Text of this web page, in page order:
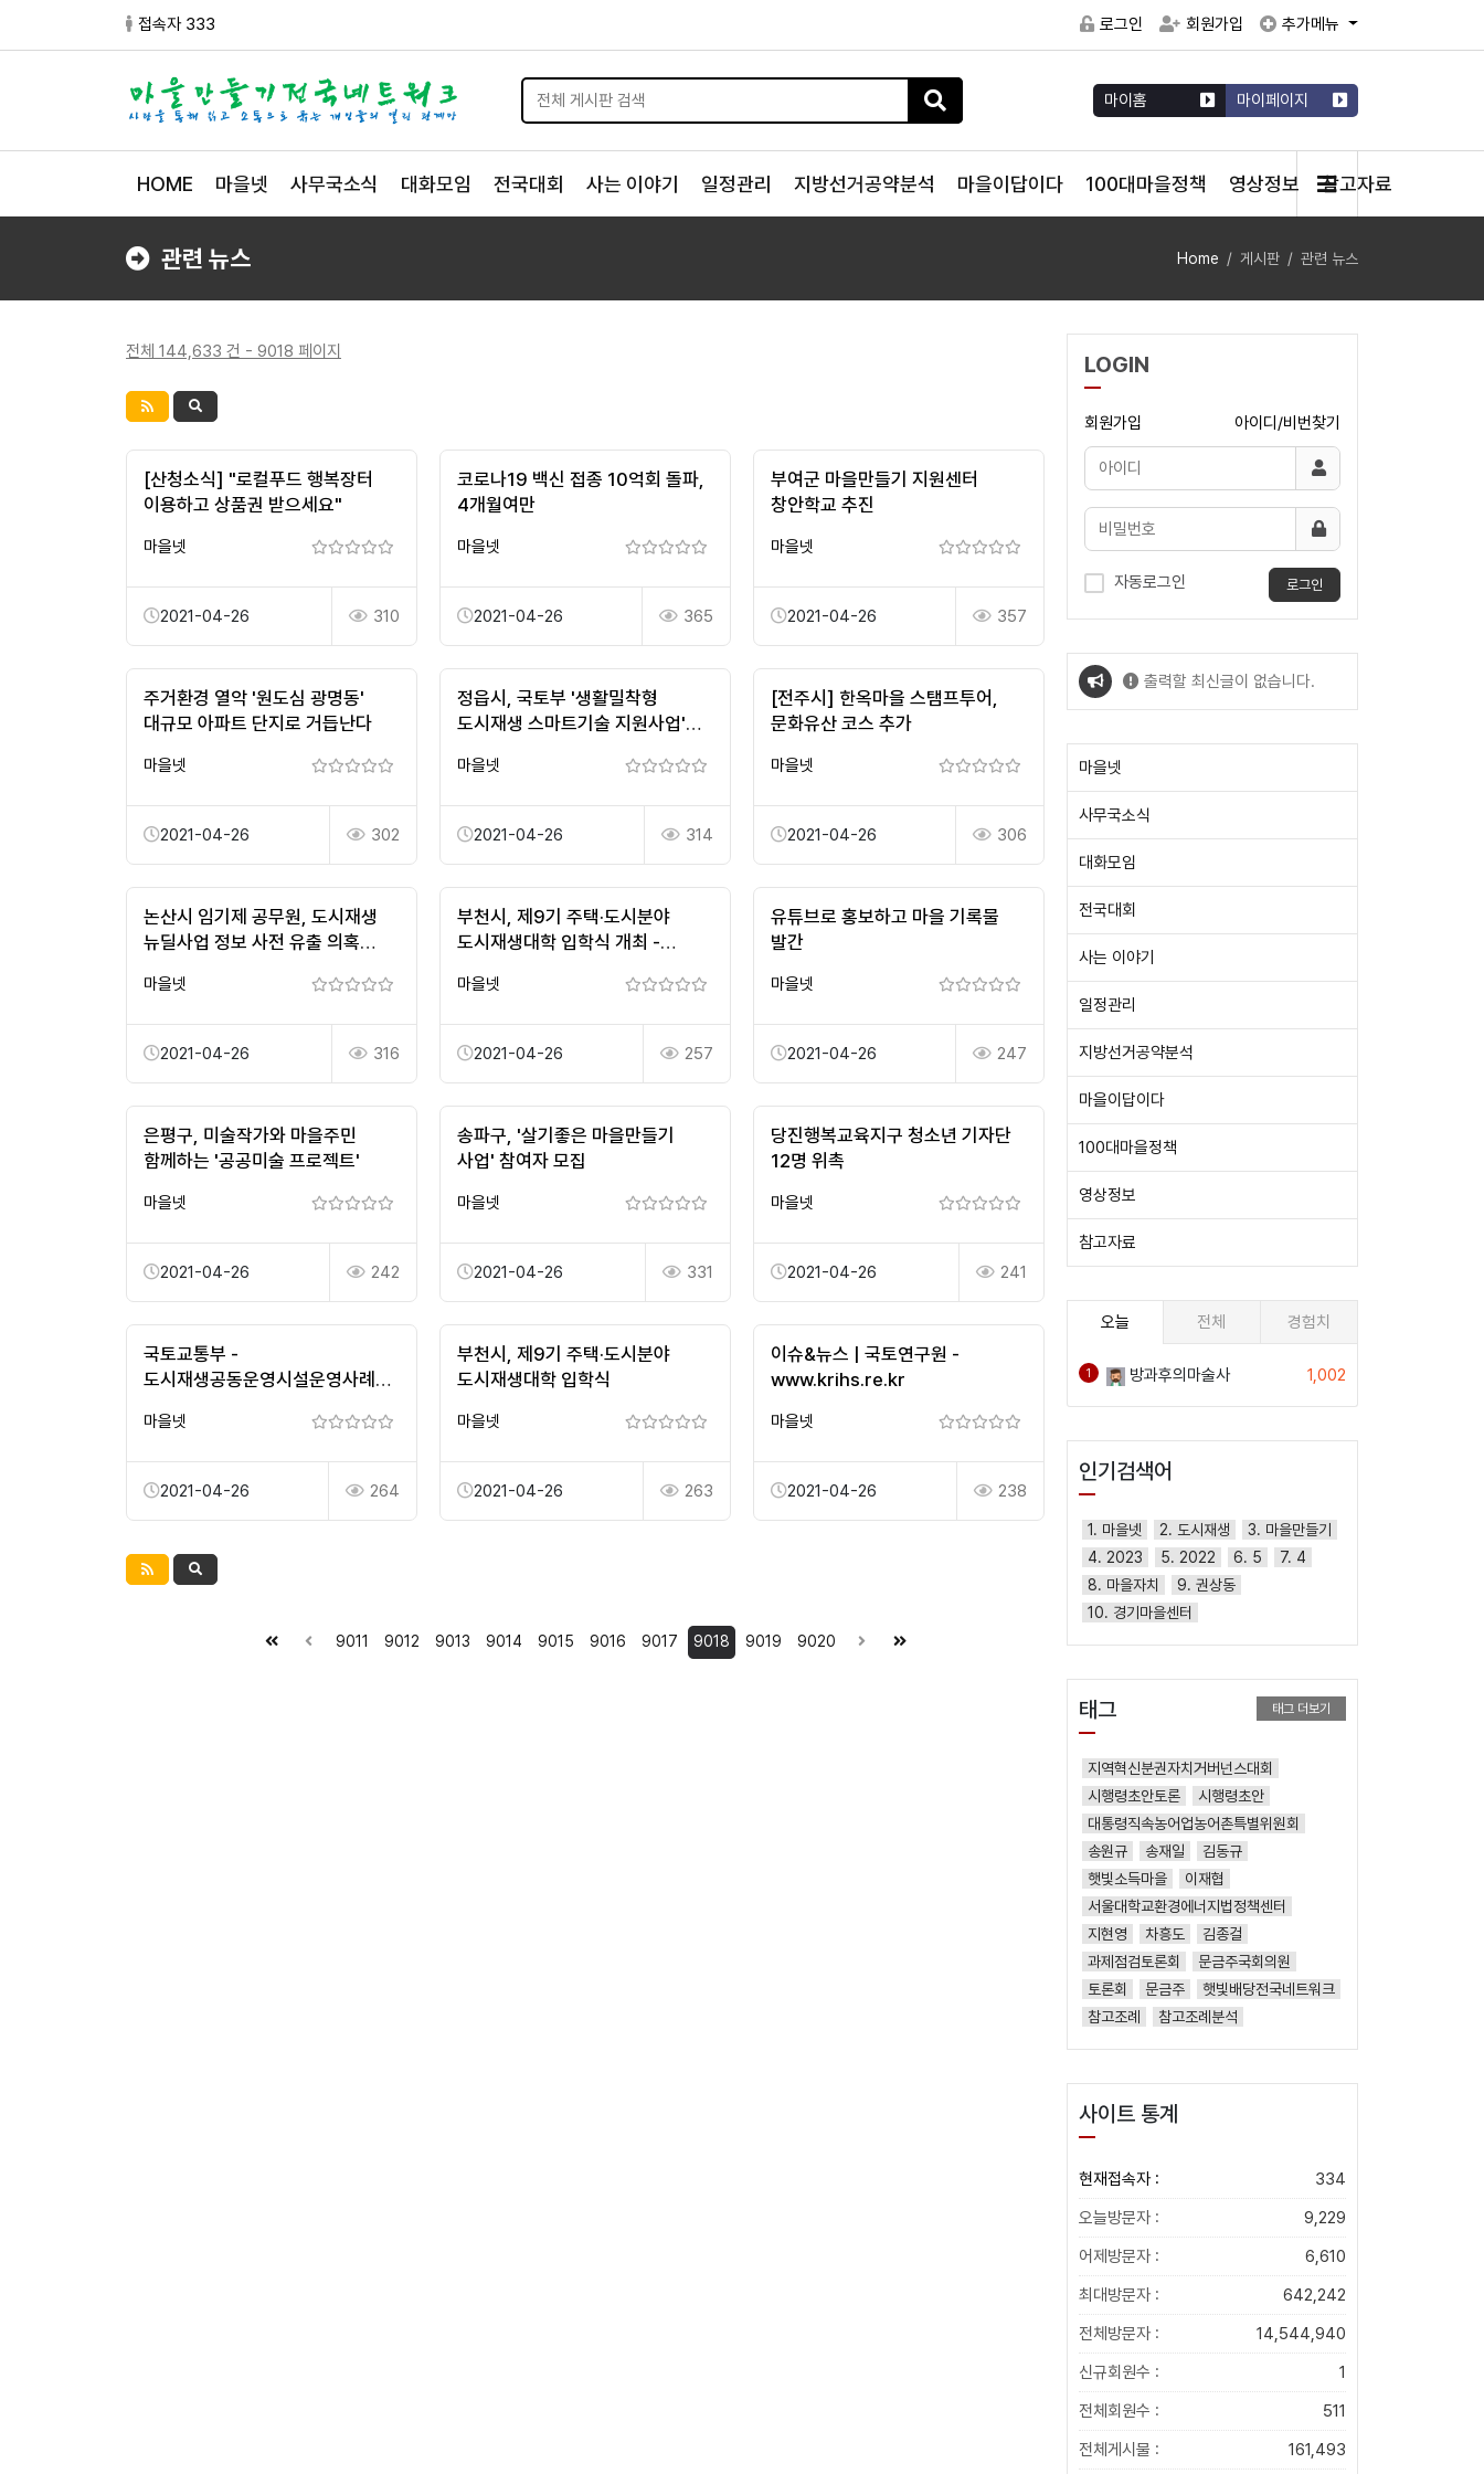
접속자 333 로그인 회원가입 추가메뉴
마이홈 마이페이지
HOME 마을넷 사무국소식 대화모임 전국대회 사는 이야기 일정관리 지방선거공약분석 마을이답이다 100대마을정책 영상정보 참고자료
관련 뉴스 Home 게시판 관련 뉴스
전체 144,633 건 - 9018 페이지
[산청소식] "로컬푸드 행복장터
이용하고 상품권 받으세요"
마을넷
2021-04-26 310
코로나19 백신 접종 10억회 돌파,
4개월여만
마을넷
2021-04-26 365
부여군 마을만들기 지원센터
창안학교 추진
마을넷
2021-04-26 357
주거환경 열악 '원도심 광명동'
대규모 아파트 단지로 거듭난다
마을넷
2021-04-26 302
정읍시, 국토부 '생활밀착형
도시재생 스마트기술 지원사업'
마을넷
2021-04-26 314
[전주시] 한옥마을 스탬프투어,
문화유산 코스 추가
마을넷
2021-04-26 306
논산시 임기제 공무원, 도시재생
뉴딜사업 정보 사전 유출 의혹
마을넷
2021-04-26 316
부천시, 제9기 주택·도시분야
도시재생대학 입학식 개최 -
마을넷
2021-04-26 257
유튜브로 홍보하고 마을 기록물
발간
마을넷
2021-04-26 247
은평구, 미술작가와 마을주민
함께하는 '공공미술 프로젝트'
마을넷
2021-04-26 242
송파구, '살기좋은 마을만들기
사업' 참여자 모집
마을넷
2021-04-26 331
당진행복교육지구 청소년 기자단
12명 위촉
마을넷
2021-04-26 241
국토교통부 -
도시재생공동운영시설운영사례집
담다.
마을넷
2021-04-26 264
부천시, 제9기 주택·도시분야
도시재생대학 입학식
마을넷
2021-04-26 263
이슈&뉴스 | 국토연구원 -
www.krihs.re.kr
마을넷
2021-04-26 238
9011 9012 9013 9014 9015 9016 9017 9018 9019 9020
LOGIN
회원가입 아이디/비번찾기
자동로그인 로그인
출력할 최신글이 없습니다.
마을넷
사무국소식
대화모임
전국대회
사는 이야기
일정관리
지방선거공약분석
마을이답이다
100대마을정책
영상정보
참고자료
오늘 전체 경험치
1 방과후의마술사 1,002
인기검색어
1. 마을넷 2. 도시재생
3. 마을만들기
4. 2023
5. 2022 6. 5
7. 4
8. 마을자치
9. 권상동
10. 경기마을센터
태그 태그 더보기
지역혁신분권자치거버넌스대회
시행령초안토론
시행령초안
대통령직속농어업농어촌특별위원회
송원규
송재일
김동규
햇빛소득마을
이재협
서울대학교환경에너지법정책센터
지현영
차흥도
김종걸
과제점검토론회
문금주국회의원
토론회
문금주
햇빛배당전국네트워크
참고조례
참고조례분석
사이트 통계
현재접속자 :
334
오늘방문자 :
9,229
어제방문자 :
6,610
최대방문자 :
642,242
전체방문자 :
14,544,940
신규회원수 :
1
전체회원수 :
511
전체게시물 :
161,493